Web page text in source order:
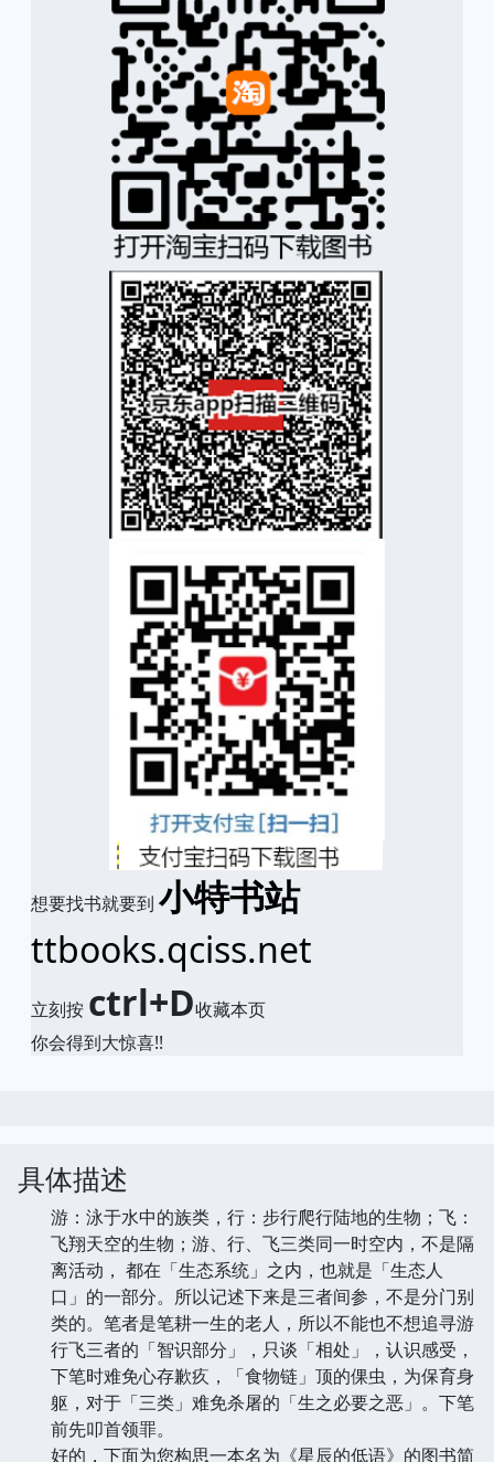
想要找书就要到 小特书站
ttbooks.qciss.net
立刻按 ctrl+D收藏本页
你会得到大惊喜!!
具体描述
游：泳于水中的族类，行：步行爬行陆地的生物；飞：
飞翔天空的生物；游、行、飞三类同一时空内，不是隔
离活动， 都在「生态系统」之内，也就是「生态人
口」的一部分。所以记述下来是三者间参，不是分门别
类的。笔者是笔耕一生的老人，所以不能也不想追寻游
行飞三者的「智识部分」，只谈「相处」，认识感受，
下笔时难免心存歉疚，「食物链」顶的倮虫，为保育身
躯，对于「三类」难免杀屠的「生之必要之恶」。下笔
前先叩首领罪。
好的，下面为您构思一本名为《星辰的低语》的图书简